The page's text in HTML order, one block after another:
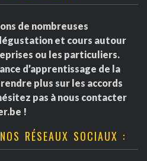
de nombreuses
et cours autour
ou les particuliers.
d’apprentissage de la
plus sur les accords
pas à nous contacter
!
RÉSEAUX SOCIAUX :